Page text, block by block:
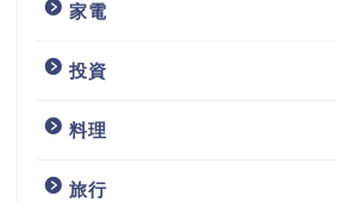
家電
投資
料理
旅行